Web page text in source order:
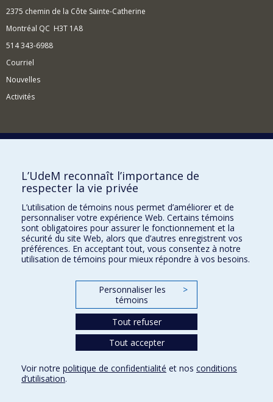
2375 chemin de la Côte Sainte-Catherine
Montréal QC H3T 1A8
514 343-6988
Courriel
Nouvelles
Activités
Comment soutenir l'Institut?
BESOIN D'AIDE?
Plan du site
Signaler une erreur
Accessibilité
FACULTÉ DES ARTS ET DES SCIENCES
Nos départements et écoles
Conditions d’utilisation
L’UdeM reconnaît l’importance de
respecter la vie privée
L’utilisation de témoins nous permet d’améliorer et de
personnaliser votre expérience Web. Certains témoins
sont obligatoires pour assurer le fonctionnement et la
sécurité du site Web, alors que d’autres enregistrent vos
préférences. En acceptant tout, vous consentez à notre
utilisation de témoins pour mieux répondre à vos besoins.
Personnaliser les
témoins
>
Tout refuser
Tout accepter
Voir notre politique de confidentialité et nos conditions
d’utilisation.